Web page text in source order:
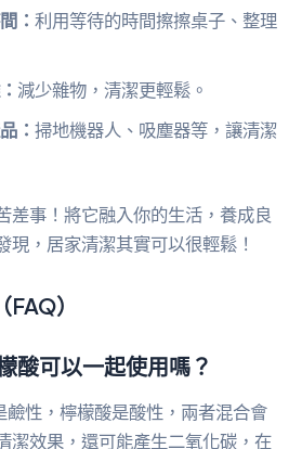
：利用等待的時間擦擦桌子、整理
減少雜物，清潔更輕鬆。
：掃地機器人、吸塵器等，讓清潔
差事！將它融入你的生活，養成良
現，居家清潔其實可以很輕鬆！
）
酸可以一起使用嗎？
性，檸檬酸是酸性，兩者混合會
潔效果，還可能產生二氧化碳，在